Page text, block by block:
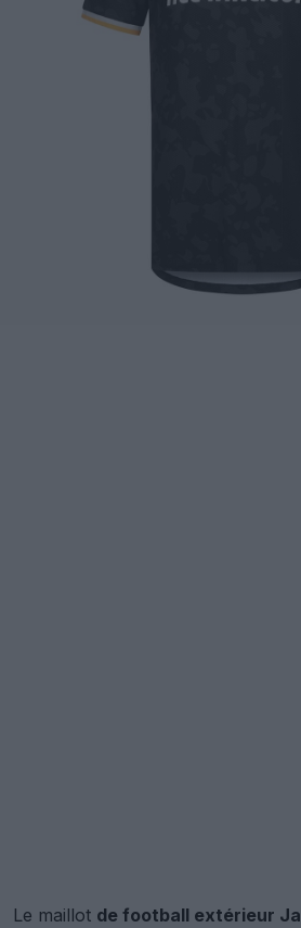
Le maillot de football extérieur